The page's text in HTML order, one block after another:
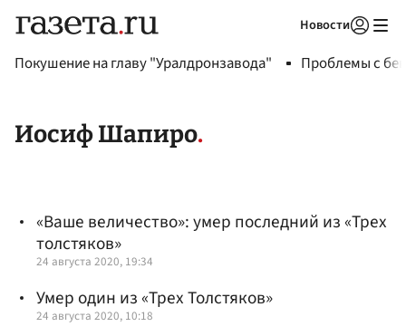
Новости
Покушение на главу "Уралдронзавода" Проблемы с
Иосиф Шапиро
«Ваше величество»: умер последний из «Трех
толстяков»
24 августа 2020, 19:34
Умер один из «Трех Толстяков»
24 августа 2020, 10:18